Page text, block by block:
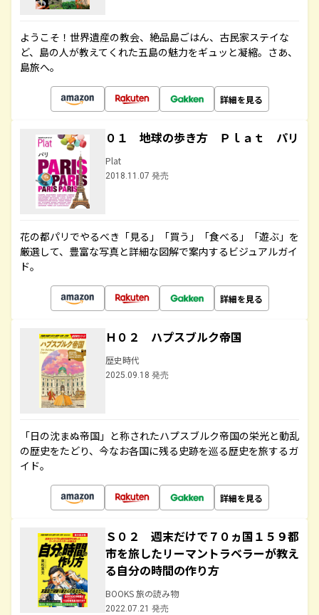
ようこそ！世界遺産の教会、絶品島ごはん、古民家ステイな
ど、島の人が教えてくれた五島の魅力をギュッと凝縮。さあ、
島旅へ。
詳細を見る
０１ 地球の歩き方 Ｐｌａｔ パリ
Plat
2018.11.07 発売
花の都パリでやるべき「見る」「買う」「食べる」「遊ぶ」を
厳選して、豊富な写真と詳細な図解で案内するビジュアルガイ
ド。
詳細を見る
Ｈ０２ ハプスブルク帝国
歴史時代
2025.09.18 発売
「日の沈まぬ帝国」と称されたハプスブルク帝国の栄光と動乱
の歴史をたどり、今なお各国に残る史跡を巡る歴史を旅するガ
イド。
詳細を見る
Ｓ０２ 週末だけで７０ヵ国１５９都
市を旅したリーマントラベラーが教え
る自分の時間の作り方
BOOKS 旅の読み物
2022.07.21 発売